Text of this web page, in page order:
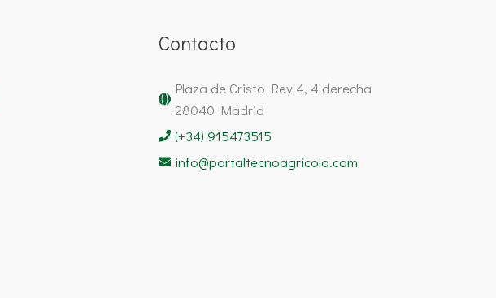
Contacto
Plaza de Cristo Rey 4, 4 derecha
28040 Madrid
(+34) 915473515
info@portaltecnoagricola.com